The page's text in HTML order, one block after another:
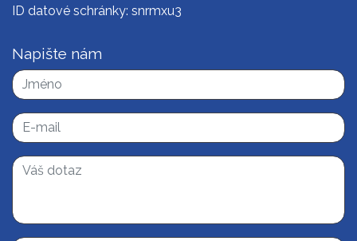
ID datové schránky: snrmxu3
Napište nám